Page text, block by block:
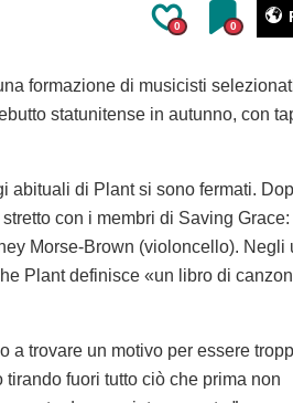
0 0
formazione di musicisti
statunitense in autunno, con
abituali di Plant si sono fermati.
con i membri di Saving Grace:
Morse-Brown (violoncello). Negli
Plant definisce «un libro di
a trovare un motivo per essere
fuori tutto ciò che prima non